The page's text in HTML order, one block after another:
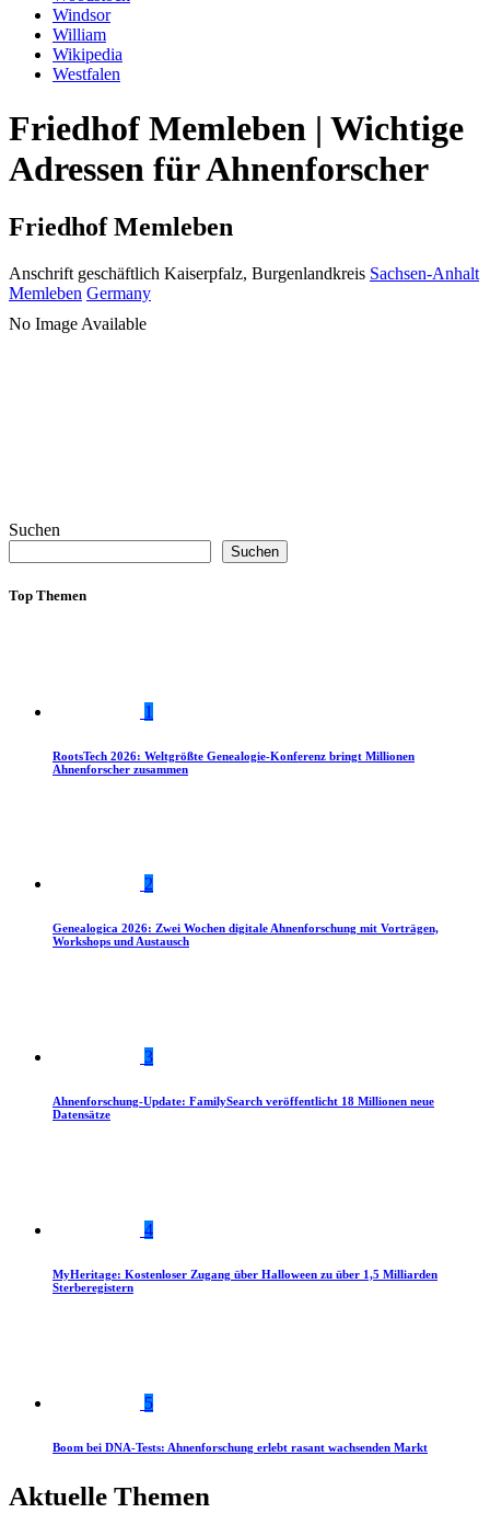
Windsor
William
Wikipedia
Westfalen
Friedhof Memleben | Wichtige
Adressen für Ahnenforscher
Friedhof Memleben
Anschrift geschäftlich Kaiserpfalz, Burgenlandkreis Sachsen-Anhalt
Memleben Germany
No Image Available
Suchen
Suchen
Top Themen
1
RootsTech 2026: Weltgrößte Genealogie-Konferenz bringt Millionen
Ahnenforscher zusammen
2
Genealogica 2026: Zwei Wochen digitale Ahnenforschung mit Vorträgen,
Workshops und Austausch
3
Ahnenforschung-Update: FamilySearch veröffentlicht 18 Millionen neue
Datensätze
4
MyHeritage: Kostenloser Zugang über Halloween zu über 1,5 Milliarden
Sterberegistern
5
Boom bei DNA-Tests: Ahnenforschung erlebt rasant wachsenden Markt
Aktuelle Themen